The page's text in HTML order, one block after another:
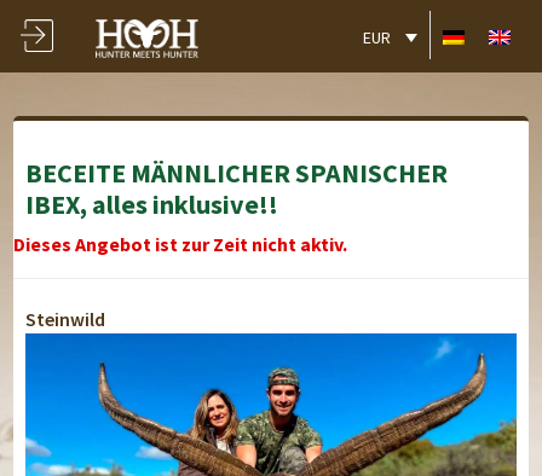
EUR
BECEITE MÄNNLICHER SPANISCHER
IBEX, alles inklusive!!
Dieses Angebot ist zur Zeit nicht aktiv.
Steinwild
Hotel Beceite Area
Hotel Beceite Area
Hotel Beceite Area
Hotel Beceite Area
Hotel Beceite Area
Hotel Beceite Area
Hotel Beceite Area